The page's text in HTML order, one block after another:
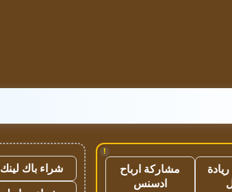
!
مشاركة ارباح
ادسنس
شراء باك لينك